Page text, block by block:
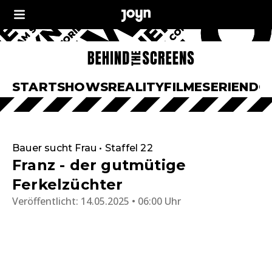
STARTSHOWSREALITYFILMESERIEN
Bauer sucht Frau • Staffel 22
Franz - der gutmütige
Ferkelzüchter
Veröffentlicht: 14.05.2025 • 06:00 Uhr